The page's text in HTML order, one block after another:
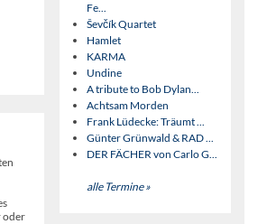
oder
Fe...
Ševčík Quartet
Hamlet
KARMA
Undine
A tribute to Bob Dylan...
Achtsam Morden
Frank Lüdecke: Träumt ...
Günter Grünwald & RAD ...
DER FÄCHER von Carlo G...
alle Termine »